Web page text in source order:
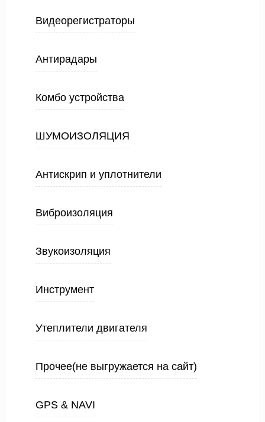
Видеорегистраторы
Антирадары
Комбо устройства
ШУМОИЗОЛЯЦИЯ
Антискрип и уплотнители
Виброизоляция
Звукоизоляция
Инструмент
Утеплители двигателя
Прочее(не выгружается на сайт)
GPS & NAVI